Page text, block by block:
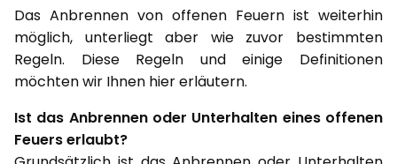
Das Anbrennen von offenen Feuern ist weiterhin
möglich, unterliegt aber wie zuvor bestimmten
Regeln. Diese Regeln und einige Definitionen
möchten wir Ihnen hier erläutern.
Ist das Anbrennen oder Unterhalten eines offenen
Feuers erlaubt?